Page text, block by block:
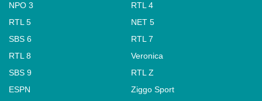
NPO 3
RTL 4
RTL 5
NET 5
SBS 6
RTL 7
RTL 8
Veronica
SBS 9
RTL Z
ESPN
Ziggo Sport